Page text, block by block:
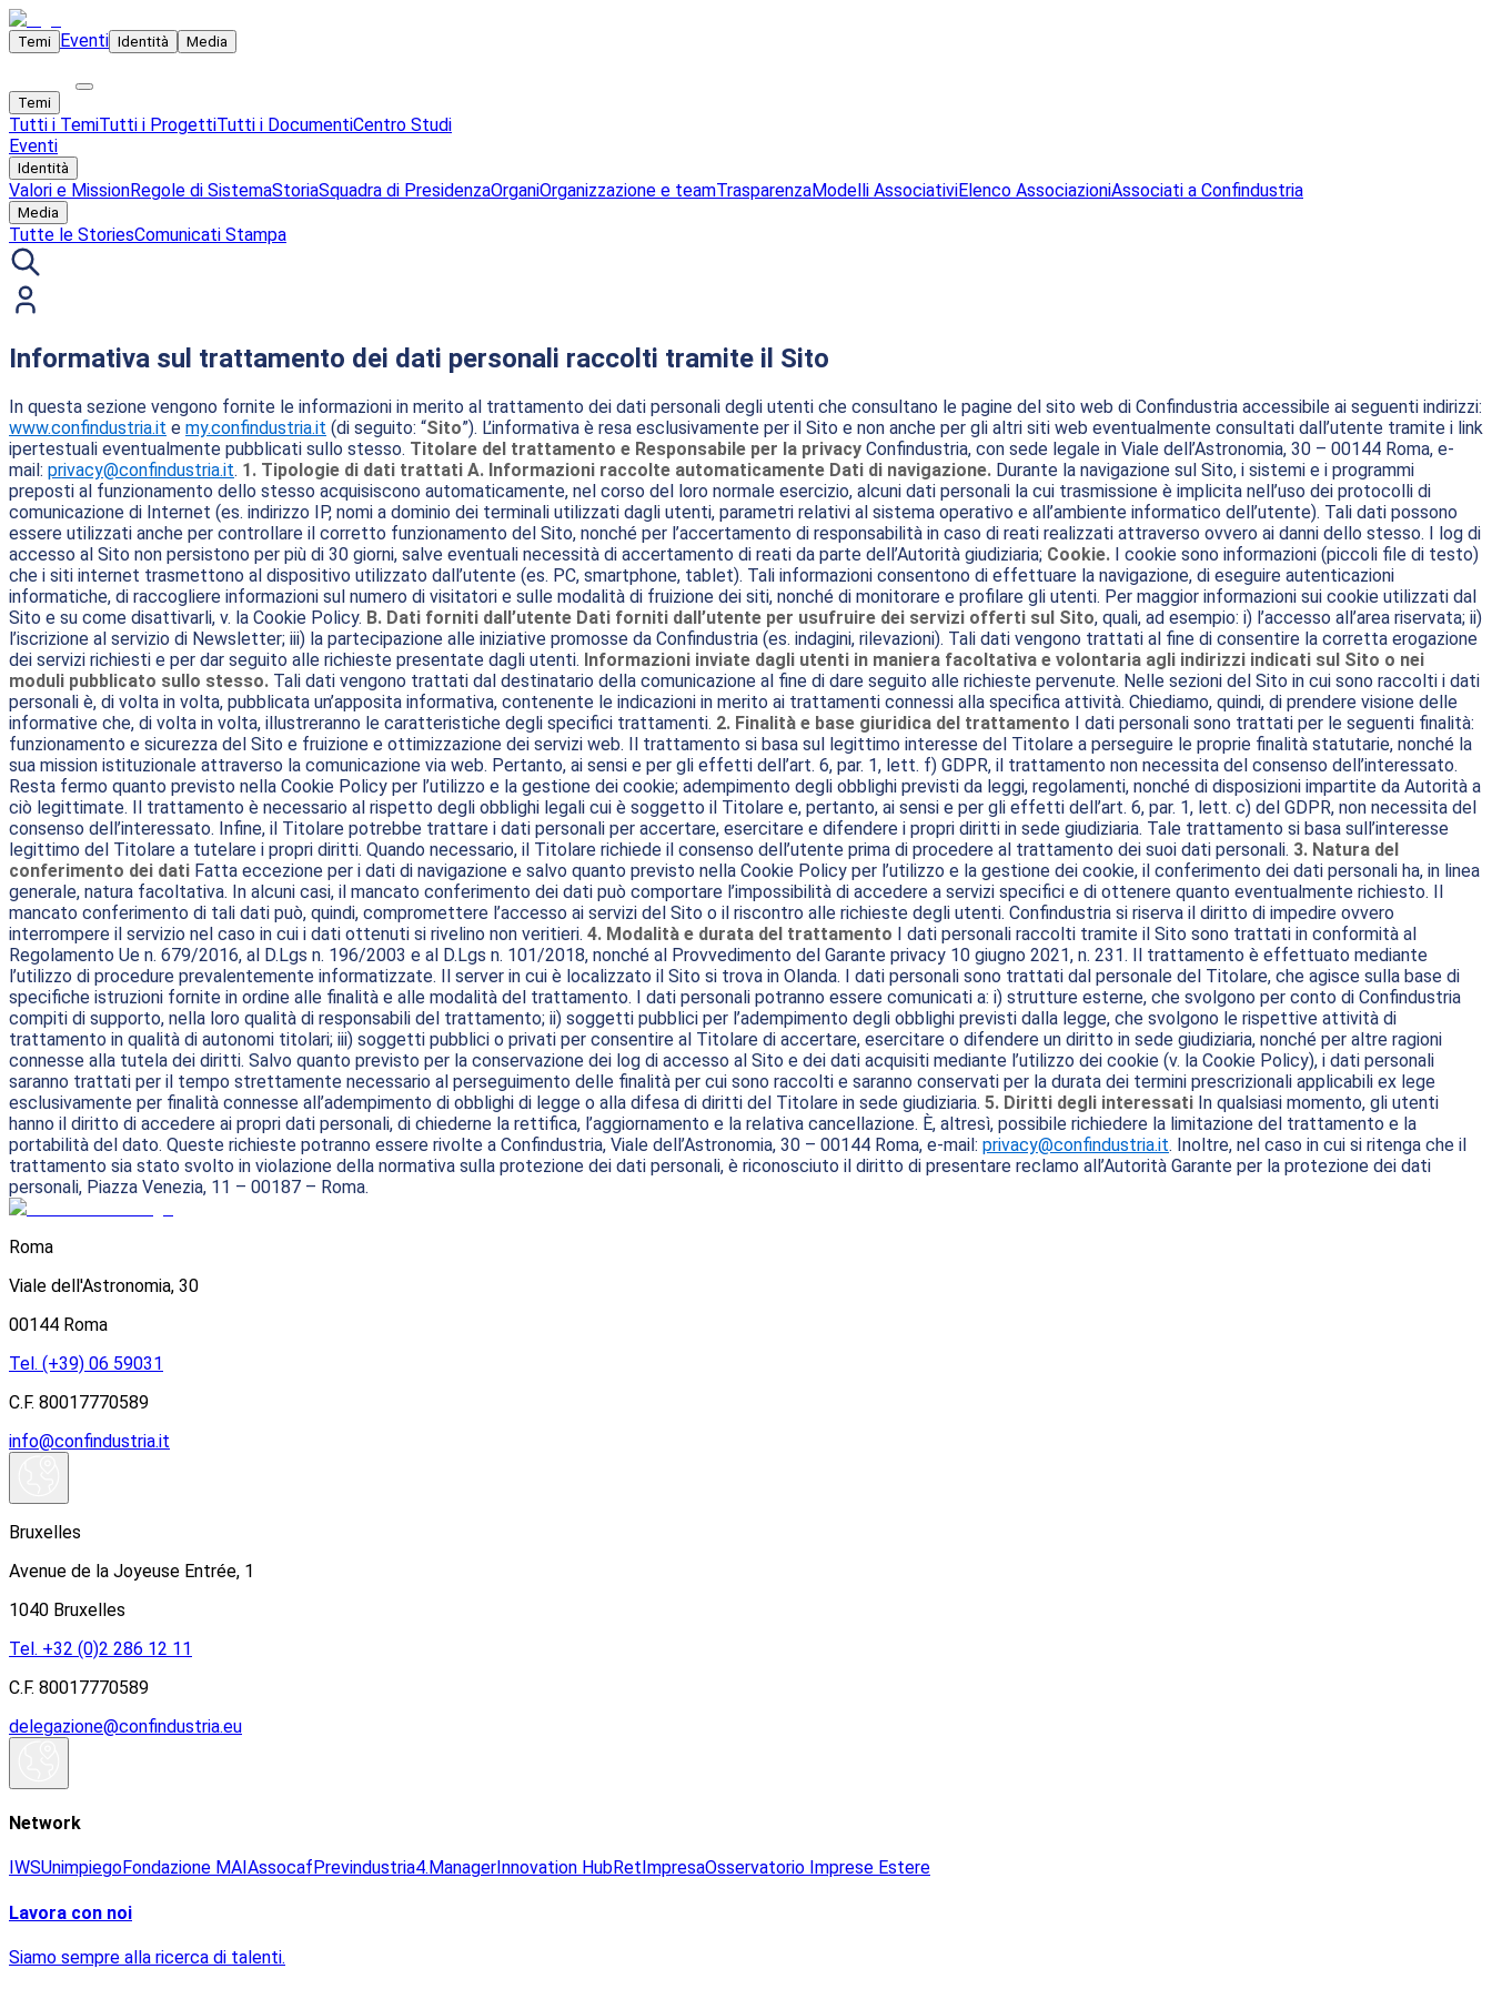
Temi Eventi Identità Media
Temi
Tutti i TemiTutti i ProgettiTutti i DocumentiCentro Studi
Eventi
Identità
Valori e MissionRegole di SistemaStoriaSquadra di PresidenzaOrganiOrganizzazione e teamTrasparenzaModelli AssociativiElenco AssociazioniAssociati a Confindustria
Media
Tutte le StoriesComunicati Stampa
Informativa sul trattamento dei dati personali raccolti tramite il Sito
In questa sezione vengono fornite le informazioni in merito al trattamento dei dati personali degli utenti che consultano le pagine del sito web di Confindustria accessibile ai seguenti indirizzi:
www.confindustria.it e my.confindustria.it (di seguito: “Sito”). L’informativa è resa esclusivamente per il Sito e non anche per gli altri siti web eventualmente consultati dall’utente tramite i link
ipertestuali eventualmente pubblicati sullo stesso. Titolare del trattamento e Responsabile per la privacy Confindustria, con sede legale in Viale dell’Astronomia, 30 – 00144 Roma, e-
mail: privacy@confindustria.it. 1. Tipologie di dati trattati A. Informazioni raccolte automaticamente Dati di navigazione. Durante la navigazione sul Sito, i sistemi e i programmi
preposti al funzionamento dello stesso acquisiscono automaticamente, nel corso del loro normale esercizio, alcuni dati personali la cui trasmissione è implicita nell’uso dei protocolli di
comunicazione di Internet (es. indirizzo IP, nomi a dominio dei terminali utilizzati dagli utenti, parametri relativi al sistema operativo e all’ambiente informatico dell’utente). Tali dati possono
essere utilizzati anche per controllare il corretto funzionamento del Sito, nonché per l’accertamento di responsabilità in caso di reati realizzati attraverso ovvero ai danni dello stesso. I log di
accesso al Sito non persistono per più di 30 giorni, salve eventuali necessità di accertamento di reati da parte dell’Autorità giudiziaria; Cookie. I cookie sono informazioni (piccoli file di testo)
che i siti internet trasmettono al dispositivo utilizzato dall’utente (es. PC, smartphone, tablet). Tali informazioni consentono di effettuare la navigazione, di eseguire autenticazioni
informatiche, di raccogliere informazioni sul numero di visitatori e sulle modalità di fruizione dei siti, nonché di monitorare e profilare gli utenti. Per maggior informazioni sui cookie utilizzati dal
Sito e su come disattivarli, v. la Cookie Policy. B. Dati forniti dall’utente Dati forniti dall’utente per usufruire dei servizi offerti sul Sito, quali, ad esempio: i) l’accesso all’area riservata; ii)
l’iscrizione al servizio di Newsletter; iii) la partecipazione alle iniziative promosse da Confindustria (es. indagini, rilevazioni). Tali dati vengono trattati al fine di consentire la corretta erogazione
dei servizi richiesti e per dar seguito alle richieste presentate dagli utenti. Informazioni inviate dagli utenti in maniera facoltativa e volontaria agli indirizzi indicati sul Sito o nei
moduli pubblicato sullo stesso. Tali dati vengono trattati dal destinatario della comunicazione al fine di dare seguito alle richieste pervenute. Nelle sezioni del Sito in cui sono raccolti i dati
personali è, di volta in volta, pubblicata un’apposita informativa, contenente le indicazioni in merito ai trattamenti connessi alla specifica attività. Chiediamo, quindi, di prendere visione delle
informative che, di volta in volta, illustreranno le caratteristiche degli specifici trattamenti. 2. Finalità e base giuridica del trattamento I dati personali sono trattati per le seguenti finalità:
funzionamento e sicurezza del Sito e fruizione e ottimizzazione dei servizi web. Il trattamento si basa sul legittimo interesse del Titolare a perseguire le proprie finalità statutarie, nonché la
sua mission istituzionale attraverso la comunicazione via web. Pertanto, ai sensi e per gli effetti dell’art. 6, par. 1, lett. f) GDPR, il trattamento non necessita del consenso dell’interessato.
Resta fermo quanto previsto nella Cookie Policy per l’utilizzo e la gestione dei cookie; adempimento degli obblighi previsti da leggi, regolamenti, nonché di disposizioni impartite da Autorità a
ciò legittimate. Il trattamento è necessario al rispetto degli obblighi legali cui è soggetto il Titolare e, pertanto, ai sensi e per gli effetti dell’art. 6, par. 1, lett. c) del GDPR, non necessita del
consenso dell’interessato. Infine, il Titolare potrebbe trattare i dati personali per accertare, esercitare e difendere i propri diritti in sede giudiziaria. Tale trattamento si basa sull’interesse
legittimo del Titolare a tutelare i propri diritti. Quando necessario, il Titolare richiede il consenso dell’utente prima di procedere al trattamento dei suoi dati personali. 3. Natura del
conferimento dei dati Fatta eccezione per i dati di navigazione e salvo quanto previsto nella Cookie Policy per l’utilizzo e la gestione dei cookie, il conferimento dei dati personali ha, in linea
generale, natura facoltativa. In alcuni casi, il mancato conferimento dei dati può comportare l’impossibilità di accedere a servizi specifici e di ottenere quanto eventualmente richiesto. Il
mancato conferimento di tali dati può, quindi, compromettere l’accesso ai servizi del Sito o il riscontro alle richieste degli utenti. Confindustria si riserva il diritto di impedire ovvero
interrompere il servizio nel caso in cui i dati ottenuti si rivelino non veritieri. 4. Modalità e durata del trattamento I dati personali raccolti tramite il Sito sono trattati in conformità al
Regolamento Ue n. 679/2016, al D.Lgs n. 196/2003 e al D.Lgs n. 101/2018, nonché al Provvedimento del Garante privacy 10 giugno 2021, n. 231. Il trattamento è effettuato mediante
l’utilizzo di procedure prevalentemente informatizzate. Il server in cui è localizzato il Sito si trova in Olanda. I dati personali sono trattati dal personale del Titolare, che agisce sulla base di
specifiche istruzioni fornite in ordine alle finalità e alle modalità del trattamento. I dati personali potranno essere comunicati a: i) strutture esterne, che svolgono per conto di Confindustria
compiti di supporto, nella loro qualità di responsabili del trattamento; ii) soggetti pubblici per l’adempimento degli obblighi previsti dalla legge, che svolgono le rispettive attività di
trattamento in qualità di autonomi titolari; iii) soggetti pubblici o privati per consentire al Titolare di accertare, esercitare o difendere un diritto in sede giudiziaria, nonché per altre ragioni
connesse alla tutela dei diritti. Salvo quanto previsto per la conservazione dei log di accesso al Sito e dei dati acquisiti mediante l’utilizzo dei cookie (v. la Cookie Policy), i dati personali
saranno trattati per il tempo strettamente necessario al perseguimento delle finalità per cui sono raccolti e saranno conservati per la durata dei termini prescrizionali applicabili ex lege
esclusivamente per finalità connesse all’adempimento di obblighi di legge o alla difesa di diritti del Titolare in sede giudiziaria. 5. Diritti degli interessati In qualsiasi momento, gli utenti
hanno il diritto di accedere ai propri dati personali, di chiederne la rettifica, l’aggiornamento e la relativa cancellazione. È, altresì, possibile richiedere la limitazione del trattamento e la
portabilità del dato. Queste richieste potranno essere rivolte a Confindustria, Viale dell’Astronomia, 30 – 00144 Roma, e-mail: privacy@confindustria.it. Inoltre, nel caso in cui si ritenga che il
trattamento sia stato svolto in violazione della normativa sulla protezione dei dati personali, è riconosciuto il diritto di presentare reclamo all’Autorità Garante per la protezione dei dati
personali, Piazza Venezia, 11 – 00187 – Roma.
Roma
Viale dell'Astronomia, 30
00144 Roma
Tel. (+39) 06 59031
C.F. 80017770589
info@confindustria.it
Bruxelles
Avenue de la Joyeuse Entrée, 1
1040 Bruxelles
Tel. +32 (0)2 286 12 11
C.F. 80017770589
delegazione@confindustria.eu
Network
IWSUnimpiegoFondazione MAI Assocaf Previndustria4.Manager Innovation HubRetImpresaOsservatorio Imprese Estere
Lavora con noi
Siamo sempre alla ricerca di talenti.